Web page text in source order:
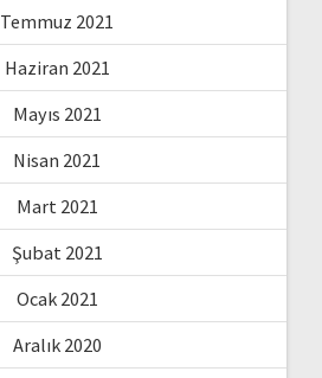
Temmuz 2021
Haziran 2021
Mayıs 2021
Nisan 2021
Mart 2021
Şubat 2021
Ocak 2021
Aralık 2020